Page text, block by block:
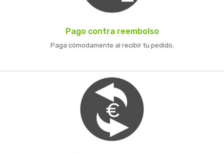
Pago contra reembolso
Paga cómodamente al recibir tu pedido.